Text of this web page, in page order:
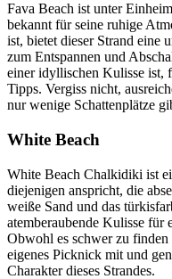
Fava Beach ist unter
bekannt für seine ruhige
ist, bietet dieser Strand eine
zum Entspannen und
einer idyllischen Kulisse ist,
Tipps. Vergiss nicht,
nur wenige Schattenplätze
White Beach
White Beach Chalkidiki ist
diejenigen anspricht, die
weiße Sand und das
atemberaubende Kulisse für
Obwohl es schwer zu
eigenes Picknick mit und
Charakter dieses Strandes.